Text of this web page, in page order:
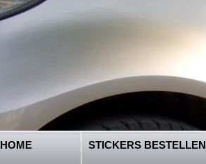
HOME STICKERS BESTELLEN